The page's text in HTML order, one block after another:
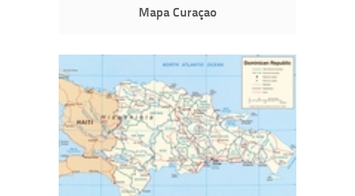
Mapa Curaçao